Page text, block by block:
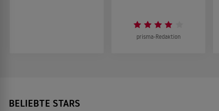
prisma-Redaktion
BELIEBTE STARS